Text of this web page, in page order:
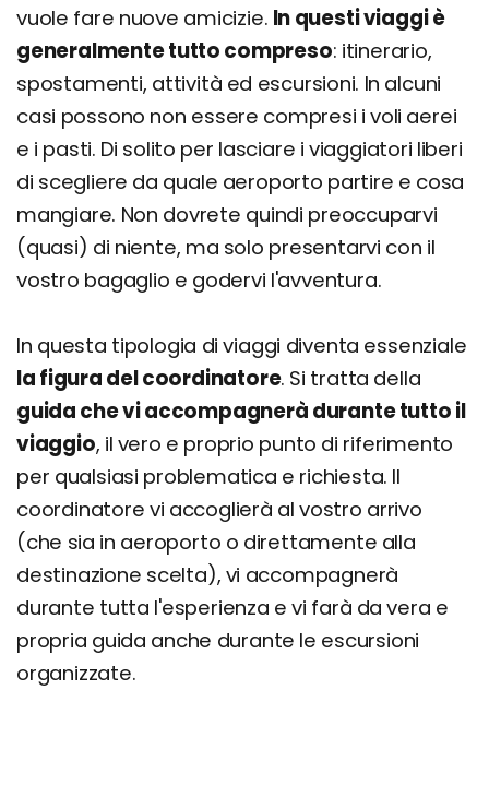
vuole fare nuove amicizie. In questi viaggi è
generalmente tutto compreso: itinerario,
spostamenti, attività ed escursioni. In alcuni
casi possono non essere compresi i voli aerei
e i pasti. Di solito per lasciare i viaggiatori liberi
di scegliere da quale aeroporto partire e cosa
mangiare. Non dovrete quindi preoccuparvi
(quasi) di niente, ma solo presentarvi con il
vostro bagaglio e godervi l'avventura.
In questa tipologia di viaggi diventa essenziale
la figura del coordinatore. Si tratta della
guida che vi accompagnerà durante tutto il
viaggio, il vero e proprio punto di riferimento
per qualsiasi problematica e richiesta. Il
coordinatore vi accoglierà al vostro arrivo
(che sia in aeroporto o direttamente alla
destinazione scelta), vi accompagnerà
durante tutta l'esperienza e vi farà da vera e
propria guida anche durante le escursioni
organizzate.